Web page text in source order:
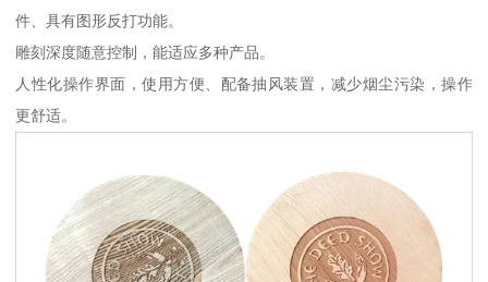
件、具有图形反打功能。
雕刻深度随意控制，能适应多种产品。
人性化操作界面，使用方便、配备抽风装置，减少烟尘污染，操作
更舒适。